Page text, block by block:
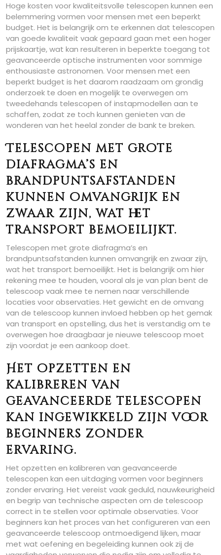
Hoge kosten voor kwaliteitsvolle telescopen kunnen een
belemmering vormen voor mensen met een beperkt
budget. Het is belangrijk om te erkennen dat telescopen
van goede kwaliteit vaak gepaard gaan met een hoger
prijskaartje, wat kan resulteren in beperkte toegang tot
geavanceerde optische instrumenten voor sommige
enthousiaste astronomen. Voor mensen met een
beperkt budget is het daarom raadzaam om grondig
onderzoek te doen en mogelijk te overwegen om
tweedehands telescopen of instapmodellen aan te
schaffen, zodat ze toch kunnen genieten van de
wonderen van het heelal zonder de bank te breken.
Telescopen met grote
diafragma’s en
brandpuntsafstanden
kunnen omvangrijk en
zwaar zijn, wat het
transport bemoeilijkt.
Telescopen met grote diafragma’s en
brandpuntsafstanden kunnen omvangrijk en zwaar zijn,
wat het transport bemoeilijkt. Het is belangrijk om hier
rekening mee te houden, vooral als je van plan bent de
telescoop vaak mee te nemen naar verschillende
locaties voor observaties. Het gewicht en de omvang
van de telescoop kunnen invloed hebben op het gemak
van transport en opstelling, dus het is verstandig om te
overwegen hoe draagbaar je nieuwe telescoop moet
zijn voordat je een aankoop doet.
Het opzetten en
kalibreren van
geavanceerde telescopen
kan ingewikkeld zijn voor
beginners zonder
ervaring.
Het opzetten en kalibreren van geavanceerde
telescopen kan een uitdaging vormen voor beginners
zonder ervaring. Het vereist vaak geduld, nauwkeurigheid
en begrip van technische aspecten om de telescoop
correct in te stellen voor optimale observaties. Voor
beginners kan het proces van het configureren van een
geavanceerde telescoop ontmoedigend lijken, maar
met wat oefening en begeleiding kunnen ook zij de